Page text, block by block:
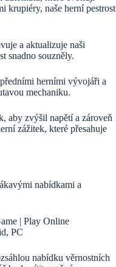
krupiéry, naše herní pestrost
a aktualizuje naši
snadno souzněly.
herními vývojáři a
mechaniku.
aby zvýšil napětí a zároveň
zážitek, které přesahuje
nabídkami a
nabídku věrnostních